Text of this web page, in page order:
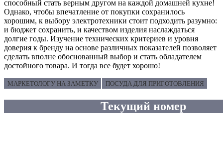
способный стать верным другом на каждой домашней кухне!
Однако, чтобы впечатление от покупки сохранилось
хорошим, к выбору электротехники стоит подходить разумно:
и бюджет сохранить, и качеством изделия наслаждаться
долгие годы. Изучение технических критериев и уровня
доверия к бренду на основе различных показателей позволяет
сделать вполне обоснованный выбор и стать обладателем
достойного товара. И тогда все будет хорошо!
МАРКЕТОЛОГУ НА ЗАМЕТКУ ПОСУДА ДЛЯ ПРИГОТОВЛЕНИЯ
Текущий номер